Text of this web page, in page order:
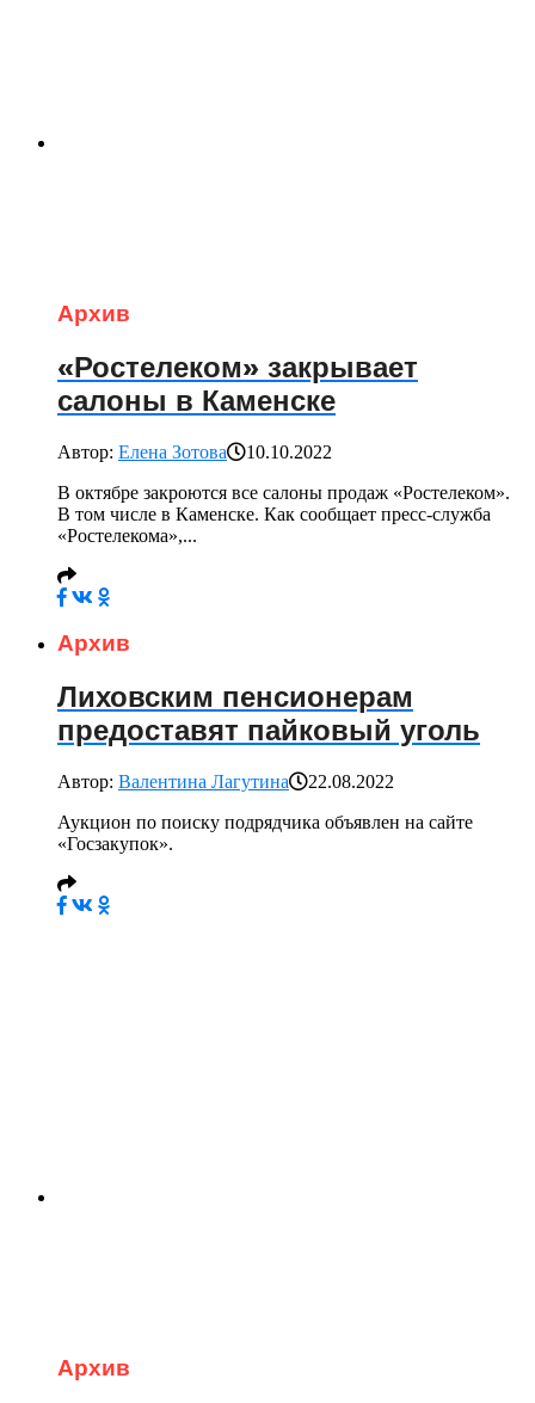
Архив
«Ростелеком» закрывает
салоны в Каменске
Автор: Елена Зотова
10.10.2022
В октябре закроются все салоны продаж «Ростелеком».
В том числе в Каменске. Как сообщает пресс-служба
«Ростелекома»,...
Архив
Лиховским пенсионерам
предоставят пайковый уголь
Автор: Валентина Лагутина
22.08.2022
Аукцион по поиску подрядчика объявлен на сайте
«Госзакупок».
Архив